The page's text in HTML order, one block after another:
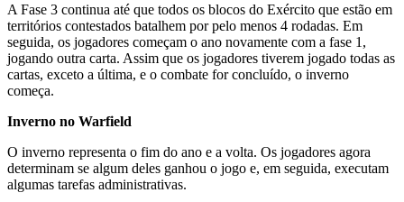
A Fase 3 continua até que todos os blocos do Exército que estão em
territórios contestados batalhem por pelo menos 4 rodadas. Em
seguida, os jogadores começam o ano novamente com a fase 1,
jogando outra carta. Assim que os jogadores tiverem jogado todas as
cartas, exceto a última, e o combate for concluído, o inverno
começa.
Inverno no Warfield
O inverno representa o fim do ano e a volta. Os jogadores agora
determinam se algum deles ganhou o jogo e, em seguida, executam
algumas tarefas administrativas.